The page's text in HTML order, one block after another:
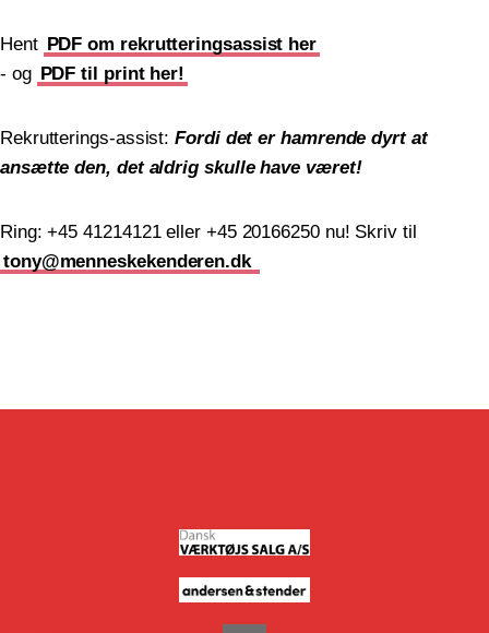
Hent PDF om rekrutteringsassist her
- og PDF til print her!
Rekrutterings-assist:Fordi det er hamrende dyrt at
ansætte den, det aldrig skulle have været!
Ring: +45 41214121 eller +45 20166250 nu! Skriv til
tony@menneskekenderen.dk